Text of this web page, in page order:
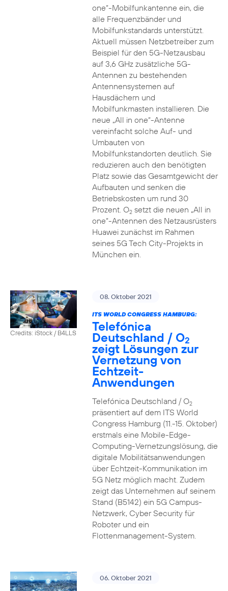
one“-Mobilfunkantenne ein, die
alle Frequenzbänder und
Mobilfunkstandards unterstützt.
Aktuell müssen Netzbetreiber zum
Beispiel für den 5G-Netzausbau
auf 3,6 GHz zusätzliche 5G-
Antennen zu bestehenden
Antennensystemen auf
Hausdächern und
Mobilfunkmasten installieren. Die
neue „All in one“-Antenne
vereinfacht solche Auf- und
Umbauten von
Mobilfunkstandorten deutlich. Sie
reduzieren auch den benötigten
Platz sowie das Gesamtgewicht der
Aufbauten und senken die
Betriebskosten um rund 30
Prozent. O2setzt die neuen „All in
one“-Antennen des Netzausrüsters
Huawei zunächst im Rahmen
seines 5G Tech City-Projekts in
München ein.
Credits: iStock / B4LLS
08. Oktober 2021
ITS WORLD CONGRESS HAMBURG:
Telefónica
Deutschland / O2
zeigt Lösungen zur
Vernetzung von
Echtzeit-
Anwendungen
Telefónica Deutschland / O2
präsentiert auf dem ITS World
Congress Hamburg (11.-15. Oktober)
erstmals eine Mobile-Edge-
Computing-Vernetzungslösung, die
digitale Mobilitätsanwendungen
über Echtzeit-Kommunikation im
5G Netz möglich macht. Zudem
zeigt das Unternehmen auf seinem
Stand (B5142) ein 5G Campus-
Netzwerk, Cyber Security für
Roboter und ein
Flottenmanagement-System.
06. Oktober 2021